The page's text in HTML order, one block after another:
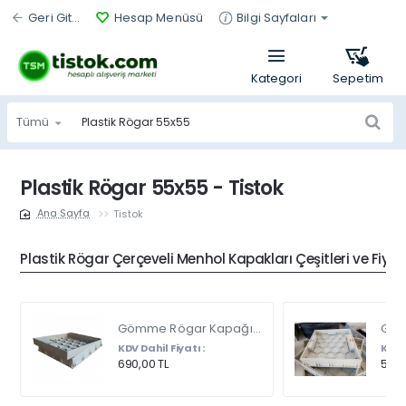
Geri Git... Hesap Menüsü Bilgi Sayfaları
Tümü
Ürün
bul...
Plastik Rögar 55x55 - Tistok
Tistok
Plastik Rögar Çerçeveli Menhol Kapakları Çeşitleri ve
Gömme Rögar Kapağı - Seramik - Fayans Ve Mermer Zeminlerde - Gizli Çerçeve Kapak Çift Kulplu 45 X 45
KDV Dahil Fiyatı :
690,00 TL
KDV